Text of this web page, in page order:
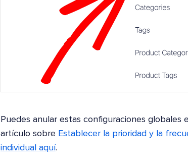
Puedes anular estas configuraciones
artículo sobre Establecer la prioridad y la
individual aquí.